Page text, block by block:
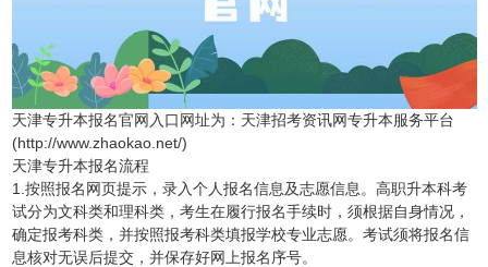
天津专升本报名官网入口网址为：天津招考资讯网专升本服务平台
(http://www.zhaokao.net/)
天津专升本报名流程
1.按照报名网页提示，录入个人报名信息及志愿信息。高职升本科考
试分为文科类和理科类，考生在履行报名手续时，须根据自身情况，
确定报考科类，并按照报考科类填报学校专业志愿。考试须将报名信
息核对无误后提交，并保存好网上报名序号。